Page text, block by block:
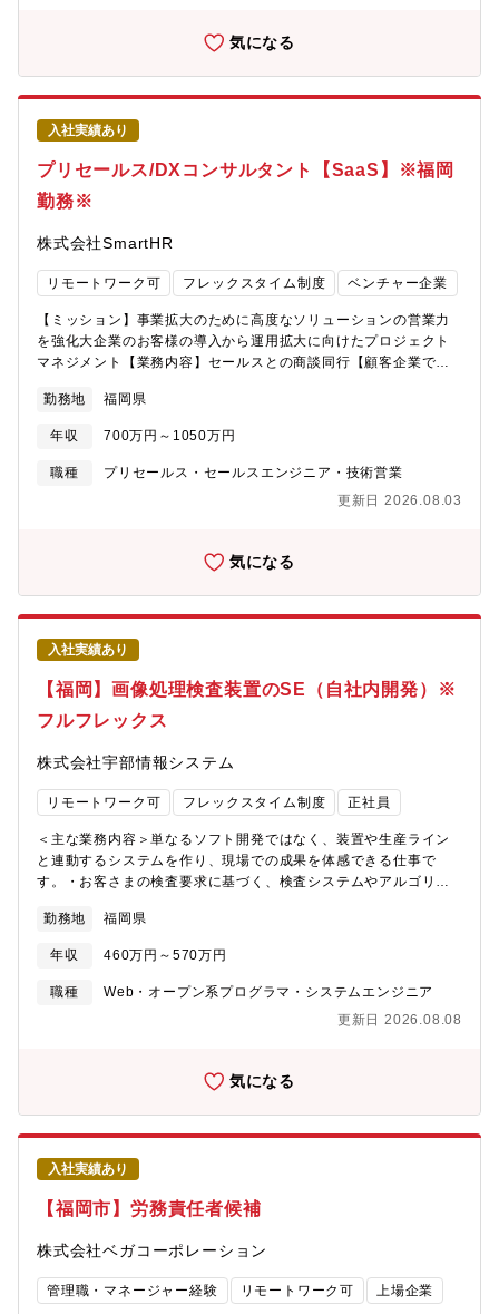
伴う【組織構成】九州支社：５名（支社長・副支社長・社員２・
ム設計およびリプレイス提案■スクラムやアジャイル開発手法を活
用したプロジェクト推進■AWS、Dockerなどのモダンな環境を活
用した開発管理現在は首都圏を中心とした組織構成ですが、中長
期的に福岡を中心とした組織拡大を目指しており、その中核とな
るプロジェクトとなります。【働き方/社風】■柔軟な働き方：フ
ルフレックス、リモートワークを活用しながら、生産性にこだわ
って成果を出しやすい環境を整えております。出社しないといけ
ない、決まった時間に仕事をしないといけない、会社の決定は絶
対に従わないといけない、というルールを否定し、社員が望む人
ます。■切磋琢磨が叶う環境：各ドメインに精通したエキスパート
職による勉強会や、技術書籍補助、各種セミナー参加費用補助等
を利用しながら、是非望むキャリアの実現に向けて会社を利用し
う、成果（プロジェクトの達成度合い・納期・顧客からの評価
等）で判断する実力主義の環境です。ハイパフォーマーが決して
損をしない制度設計をしておりますので、詳細については面接に
てお伝えさせて頂きます。【同社の魅力】■SI＆自社サービス事業
おりましたが、更なる事業拡大に向けて同社ではSES事業の売り
ます。マッチングサービスOhgiの活用によって安定的なエンジニ
ア提供が実現出来ており大手企業からの案件受注も増加、全社で
制度/成長機会主観的な印象が入らないよう、成果（プロジェクト
またエキスパート職による勉強会（テーマ例【機械学習モデルの
週に1回程度実施しており、かつプロジェクト内でも積極的に勉強
会を実施しております。勉強会は業務時間扱い（＝インプットす
ることは成果に繋がる）としており、参加しやすい仕組み化を行
っております。
気になる
入社実績あり
プリセールス/DXコンサルタント【SaaS】※福岡
勤務※
株式会社SmartHR
リモートワーク可 フレックスタイム制度 ベンチャー企業
【ミッション】事業拡大のために高度なソリューションの営業力
を強化大企業のお客様の導入から運用拡大に向けたプロジェクト
マネジメント【業務内容】セールスとの商談同行【顧客企業で利
リアル整備【導入要件定義、スケジュール提案】お客様のプロジ
ェクトチームや外部パートナーと連携した導入プロジェクトのサ
ポートセールス・CSと連携した、セールスからカスタマーサクセ
スの円滑なプロセス進行SmartHRの詳細な仕様理解【製品アップ
【募集背景】SmartHRは【well-working 労働にまつわる社会課題
ンに、クラウド人事労務ソフト【SmartHR】を開発・提供してい
ます。今後の方針に【マルチプロダクト戦略】を掲げ、労務管理
領域・タレントマネジメント領域を中心にプロダクトを拡大・成
長させ続けていきます。SmartHRの機能拡充や、お客様の社内シ
ステムの連携ニーズ増加により、商談における解像度の高い要件
整理が必要となってきています。そのような中で、お客様のニー
ズに対してこれまでより的確かつスピーディにご提案ができるよ
う、プリセールスという役割の必要性が高まりました。ありがた
いことに、大企業のお客様の導入ご検討も日に日に増加している
プリセールスを募集します！
勤務地 福岡県
年収 700万円～1050万円
職種
プリセールス・セールスエンジニア・技術営業
更新日 2026.08.03
気になる
入社実績あり
【福岡】画像処理検査装置のSE（自社内開発）※
フルフレックス
株式会社宇部情報システム
リモートワーク可 フレックスタイム制度 正社員
＜主な業務内容＞単なるソフト開発ではなく、装置や生産ライン
と連動するシステムを作り、現場での成果を体感できる仕事で
す。・お客さまの検査要求に基づく、検査システムやアルゴリズ
機評価）・お客さまの工場での導入支援・総合テスト・保守・技
術研究・新商品開発への参画 等【採用背景】既存案件への対応
強化と新規案件の拡大を狙い、要員増強を行いたいと思っていま
す。開発スピード向上と将来的な組織拡大を見据え、FA（ファク
を迎え入れたいと考えています。【魅力】“作るだけ”では終わらな
でなく、カメラ・レンズ・照明などの光学機器知識や制御スキル
も学べます・決められた手順に沿って開発するだけでなく、お客
さまの課題に合わせて最適な手法を考え、形にしていくスタイル
です。自ら工夫しながら価値を生み出せるため、技術者としての
面白さとやりがいが大きい環境です・機械・制御・組立など異分
野のメンバーとも密に連携でき、幅広い技術知識が身につきま
す・装置メーカーやセンシング機器メーカーとの協働で、業界ネ
ットワークを広げることもできます・検査結果が、不良排出など
の実際の装置動作として見え、成果を現場で実感できます【キャ
リアステップ】“現場に強い実装力”と“最新技術の理解”を持った、
市場価値の高いエンジニアを目指せる環境です。入社後、まず
は、ソフト開発～テスト～導入～保守といった一連の業務を通じ
勤務地 福岡県
年収 460万円～570万円
職種
Web・オープン系プログラマ・システムエンジニア
更新日 2026.08.08
気になる
入社実績あり
【福岡市】労務責任者候補
株式会社ベガコーポレーション
管理職・マネージャー経験 リモートワーク可 上場企業